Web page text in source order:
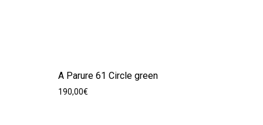
A Parure 61 Circle green
190,00€